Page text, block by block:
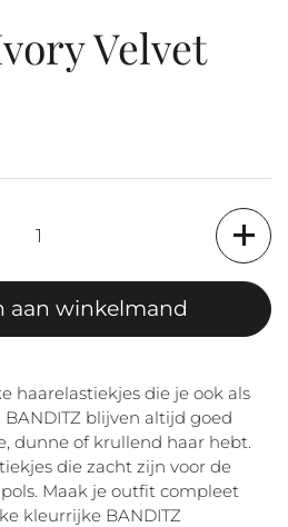
Velvet
aan winkelmand
haarelastiekjes die je ook als
blijven altijd goed
dunne of krullend haar hebt.
die zacht zijn voor de
Maak je outfit compleet
kleurrijke BANDITZ